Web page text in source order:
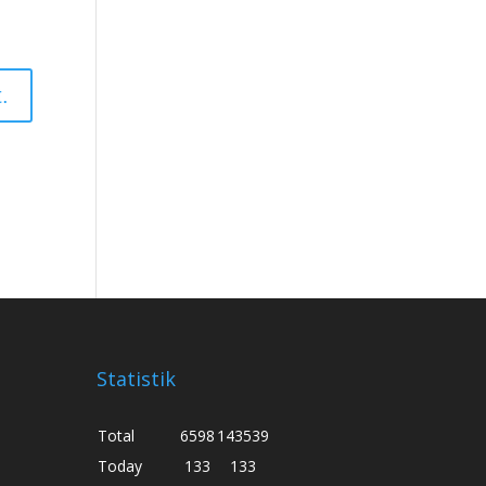
Statistik
Total 6598 143539
Today
133
133